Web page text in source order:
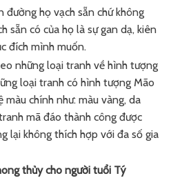
họ vạch sẵn chứ không
sẵn có của họ là sự gan dạ, kiên
đích mình muốn.
những loại tranh về hình tượng
loại tranh có hình tượng Mão
màu chính như: màu vàng, da
mã đáo thành công được
lại không thích hợp với đa số gia
thủy cho người tuổi Tý